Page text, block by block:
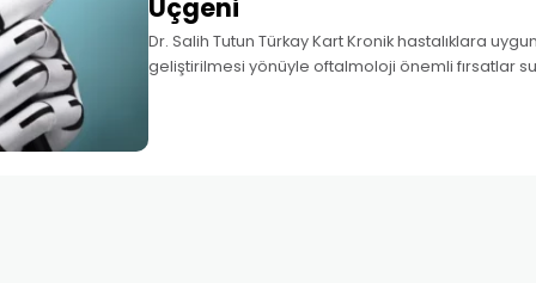
Üçgeni
Dr. Salih Tutun Türkay Kart Kronik hastalıklara
geliştirilmesi yönüyle oftalmoloji önemli fırsatlar